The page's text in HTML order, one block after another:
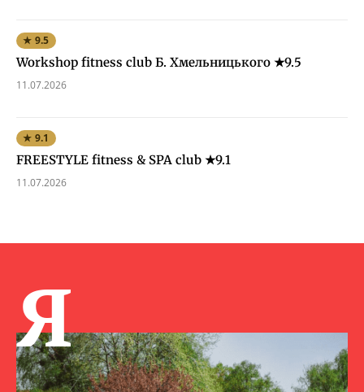
★ 9.5
Workshop fitness club Б. Хмельницького ★9.5
11.07.2026
★ 9.1
FREESTYLE fitness & SPA club ★9.1
11.07.2026
Я